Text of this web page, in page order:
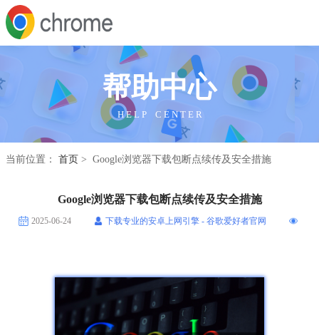
帮助中心
H E L P C E N T E R
当前位置： 首页 > Google浏览器下载包断点续传及安全措施
Google浏览器下载包断点续传及安全措施
2025-06-24 下载专业的安卓上网引擎 - 谷歌爱好者官网